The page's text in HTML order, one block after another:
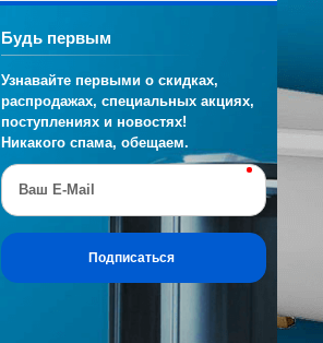
Будь первым
Узнавайте первыми о скидках,
распродажах, специальных акциях,
поступлениях и новостях!
Никакого спама, обещаем.
Ваш E-Mail
Подписаться